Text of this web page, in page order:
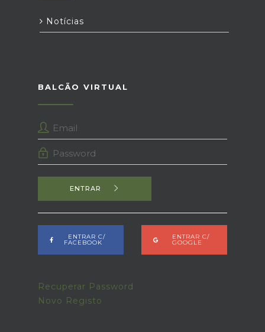
Notícias
BALCÃO VIRTUAL
ENTRAR
ENTRAR C/
FACEBOOK
ENTRAR C/
GOOGLE
Recuperar Password
Novo Registo